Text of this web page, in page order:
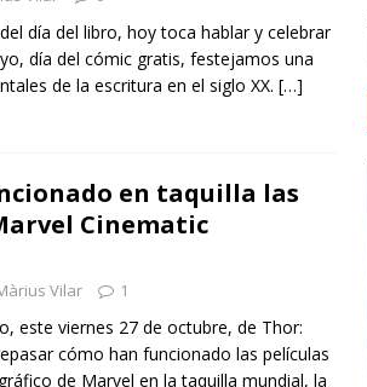
y ‘Kinds of Kindness’ FESTIVALES
día del libro, hoy toca hablar y celebrar
día del cómic gratis, festejamos una
de la escritura en el siglo XX. […]
en taquilla las
Cinematic
Vilar 1
este viernes 27 de octubre, de Thor:
cómo han funcionado las películas
de Marvel en la taquilla mundial, la